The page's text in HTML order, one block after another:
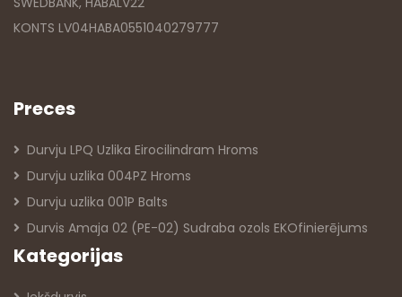
KONTS LV04HABA0551040279777
Preces
Durvju LPQ Uzlika Eirocilindram Hroms
Durvju uzlika 004PZ Hroms
Durvju uzlika 001P Balts
Durvis Amaja 02 (PE-02) Sudraba ozols EKOfinierējums
Kategorijas